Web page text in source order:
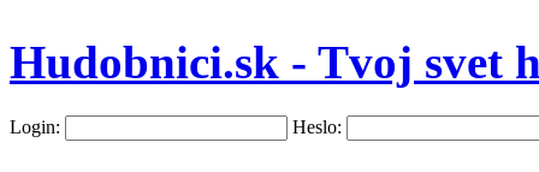
Hudobnici.sk - Tvoj svet
Login: Heslo: